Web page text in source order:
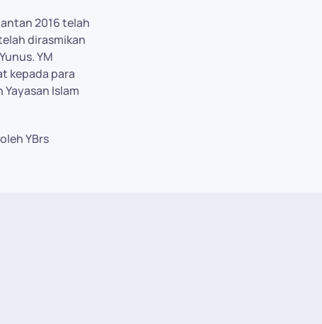
2016 telah
dirasmikan
YM
kepada para
Islam
YBrs